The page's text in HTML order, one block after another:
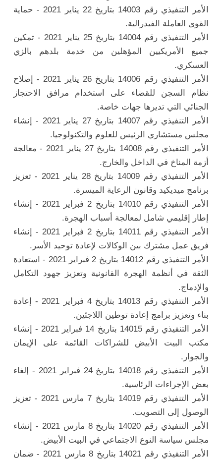
الأمر التنفيذي رقم 14003 بتاريخ 22 يناير 2021 - حماية
القوى العاملة الفيدرالية.
الأمر التنفيذي رقم 14004 بتاريخ 25 يناير 2021 - تمكين
جميع الأمريكيين المؤهلين من خدمة بلدهم بالزي
العسكري.
الأمر التنفيذي رقم 14006 بتاريخ 26 يناير 2021 - إصلاح
نظام السجن للقضاء على استخدام مرافق الاحتجاز
الجنائي التي تديرها جهات خاصة.
الأمر التنفيذي رقم 14007 بتاريخ 27 يناير 2021 - إنشاء
مجلس مستشاري الرئيس للعلوم والتكنولوجيا.
الأمر التنفيذي رقم 14008 بتاريخ 27 يناير 2021 - معالجة
أزمة المناخ في الداخل والخارج.
الأمر التنفيذي رقم 14009 بتاريخ 28 يناير 2021 - تعزيز
برنامج ميديكيد وقانون الرعاية الميسرة.
الأمر التنفيذي رقم 14010 بتاريخ 2 فبراير 2021 - إنشاء
إطار إقليمي شامل لمعالجة أسباب الهجرة.
الأمر التنفيذي رقم 14011 بتاريخ 2 فبراير 2021 - إنشاء
فريق عمل مشترك بين الوكالات لإعادة توحيد الأسر.
الأمر التنفيذي رقم 14012 بتاريخ 2 فبراير 2021 - استعادة
الثقة في أنظمة الهجرة القانونية وتعزيز جهود التكامل
والإدماج.
الأمر التنفيذي رقم 14013 بتاريخ 4 فبراير 2021 - إعادة
بناء وتعزيز برامج إعادة توطين اللاجئين.
الأمر التنفيذي رقم 14015 بتاريخ 14 فبراير 2021 - إنشاء
مكتب البيت الأبيض للشراكات القائمة على الإيمان
والجوار.
الأمر التنفيذي رقم 14018 بتاريخ 24 فبراير 2021 - إلغاء
بعض الإجراءات الرئاسية.
الأمر التنفيذي رقم 14019 بتاريخ 7 مارس 2021 - تعزيز
الوصول إلى التصويت.
الأمر التنفيذي رقم 14020 بتاريخ 8 مارس 2021 - إنشاء
مجلس سياسة النوع الاجتماعي في البيت الأبيض.
الأمر التنفيذي رقم 14021 بتاريخ 8 مارس 2021 - ضمان